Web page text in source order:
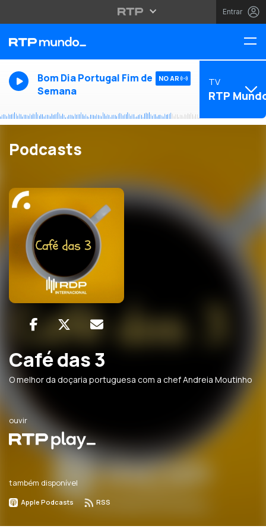
Entrar
Bom Dia Portugal Fim de
Semana
NO AR TV
RTP
Podcasts
Café das 3
O melhor da doçaria portuguesa com a chef Andreia Moutinho
ouvir
também disponível
Apple Podcasts RSS